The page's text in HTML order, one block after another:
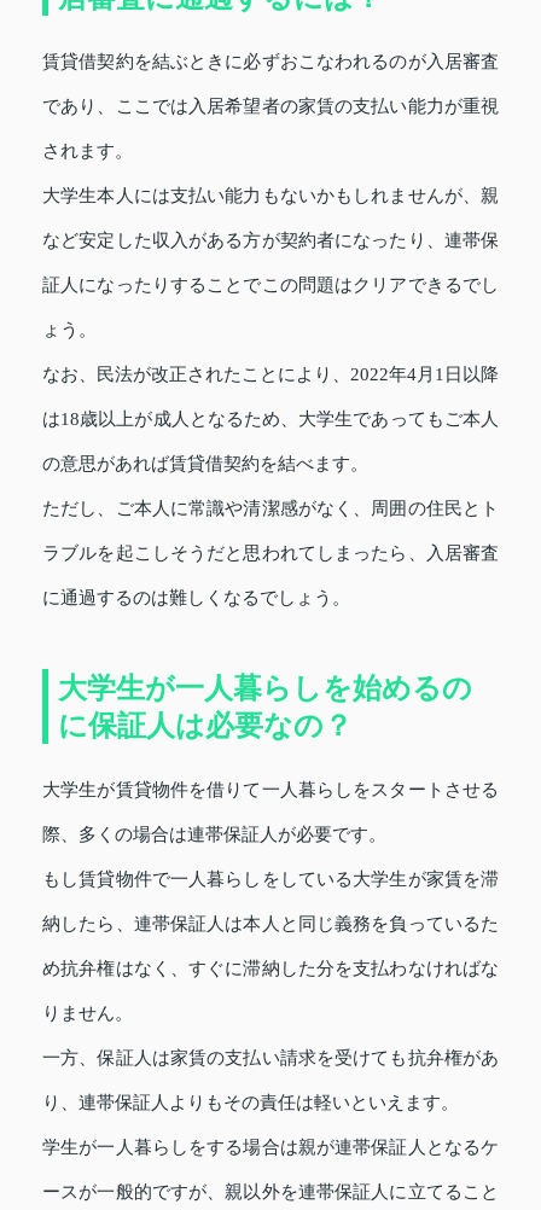
賃貸借契約を結ぶときに必ずおこなわれるのが入居審査
であり、ここでは入居希望者の家賃の支払い能力が重視
されます。
大学生本人には支払い能力もないかもしれませんが、親
など安定した収入がある方が契約者になったり、連帯保
証人になったりすることでこの問題はクリアできるでし
ょう。
なお、民法が改正されたことにより、2022年4月1日以降
は18歳以上が成人となるため、大学生であってもご本人
の意思があれば賃貸借契約を結べます。
ただし、ご本人に常識や清潔感がなく、周囲の住民とト
ラブルを起こしそうだと思われてしまったら、入居審査
に通過するのは難しくなるでしょう。
大学生が一人暮らしを始めるの
に保証人は必要なの？
大学生が賃貸物件を借りて一人暮らしをスタートさせる
際、多くの場合は連帯保証人が必要です。
もし賃貸物件で一人暮らしをしている大学生が家賃を滞
納したら、連帯保証人は本人と同じ義務を負っているた
め抗弁権はなく、すぐに滞納した分を支払わなければな
りません。
一方、保証人は家賃の支払い請求を受けても抗弁権があ
り、連帯保証人よりもその責任は軽いといえます。
学生が一人暮らしをする場合は親が連帯保証人となるケ
ースが一般的ですが、親以外を連帯保証人に立てること